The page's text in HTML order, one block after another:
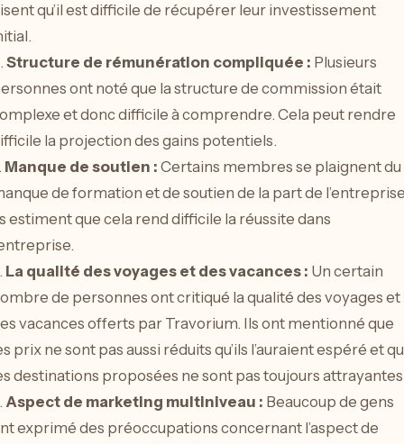
qu’il est difficile de récupérer leur investissement
Structure de rémunération compliquée : Plusieurs
ont noté que la structure de commission était
et donc difficile à comprendre. Cela peut rendre
la projection des gains potentiels.
Manque de soutien : Certains membres se plaignent du
de formation et de soutien de la part de
estiment que cela rend difficile la réussite dans
La qualité des voyages et des vacances : Un certain
de personnes ont critiqué la qualité des voyages et
vacances offerts par Travorium. Ils ont mentionné que
prix ne sont pas aussi réduits qu’ils l’auraient espéré et
destinations proposées ne sont pas toujours
Aspect de marketing multiniveau : Beaucoup de gens
exprimé des préoccupations concernant l’aspect de